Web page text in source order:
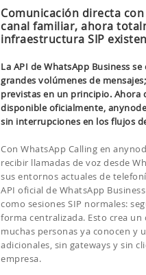
Comunicación directa
canal familiar, ahora
infraestructura SIP
La API de WhatsApp Business
grandes volúmenes de
previstas en un principio. Ahora
disponible oficialmente,
sin interrupciones en los flujos
Con WhatsApp Calling en
recibir llamadas de voz desde
sus entornos actuales de
API oficial de WhatsApp
como sesiones SIP normales:
forma centralizada. Esto crea
muchas personas ya conocen y
adicionales, sin gateways y sin
empresa.